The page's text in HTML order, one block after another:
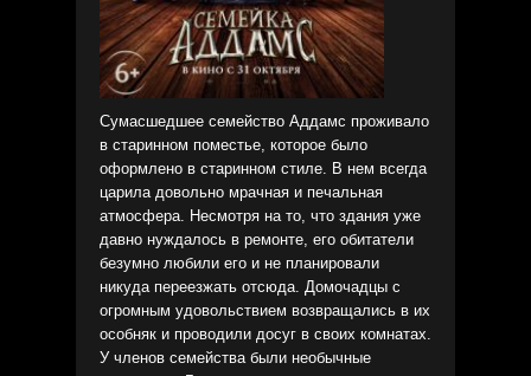
Сумасшедшее семейство Аддамс проживало
в старинном поместье, которое было
оформлено в старинном стиле. В нем всегда
царила довольно мрачная и печальная
атмосфера. Несмотря на то, что здания уже
давно нуждалось в ремонте, его обитатели
безумно любили его и не планировали
никуда переезжать отсюда. Домочадцы с
огромным удовольствием возвращались в их
особняк и проводили досуг в своих комнатах.
У членов семейства были необычные